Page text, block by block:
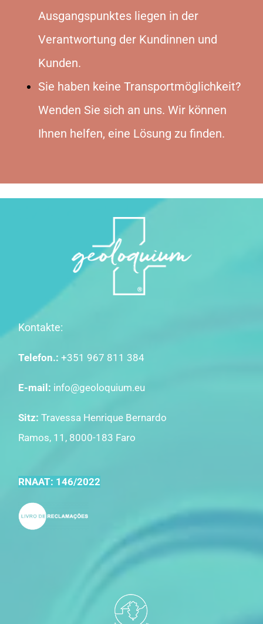
Ausgangspunktes liegen in der
Verantwortung der Kundinnen und
Kunden.
Sie haben keine Transportmöglichkeit?
Wenden Sie sich an uns. Wir können
Ihnen helfen, eine Lösung zu finden.
Kontakte:
Telefon.:+351 967 811 384
E-mail: info@geoloquium.eu
Sitz: Travessa Henrique Bernardo
Ramos, 11, 8000-183 Faro
RNAAT: 146/2022